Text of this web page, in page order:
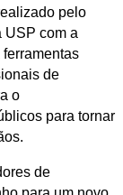
pelo
USP com a
de
o
para tornar
de